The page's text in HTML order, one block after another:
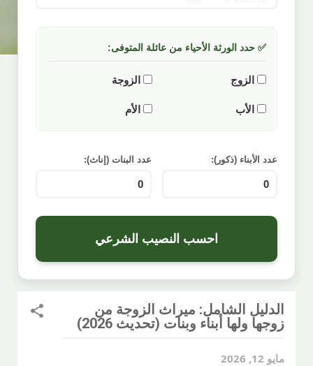
✅ حدد الورثة الأحياء من عائلة المتوفى:
الزوج الزوجة
الأب الأم
عدد الأبناء (ذكور): عدد البنات (إناث):
احسب النصيب الشرعي
الدليل الشامل: ميراث الزوجة من
زوجها ولها أبناء وبنات (تحديث 2026)
مايو 12, 2026